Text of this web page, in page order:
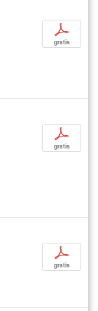
p
gratis
p
gratis
p
gratis